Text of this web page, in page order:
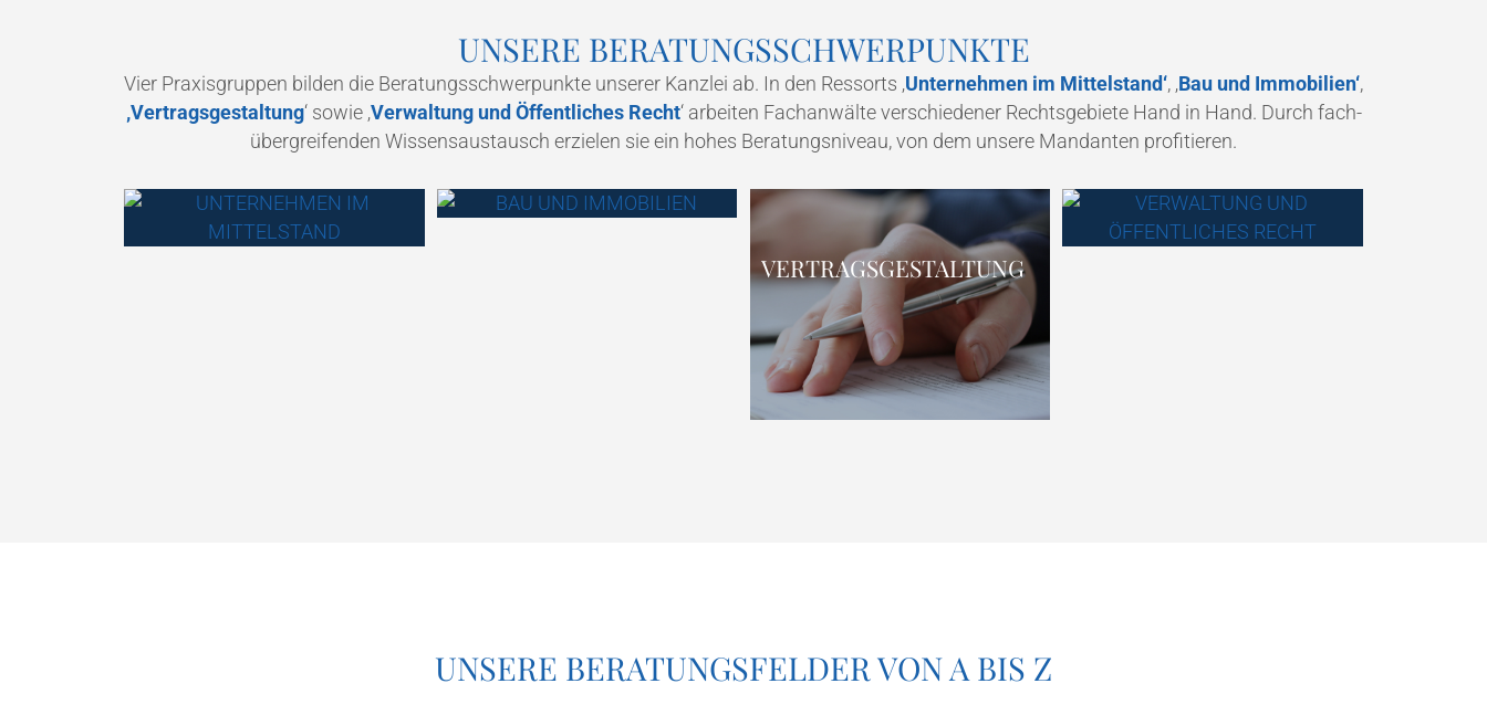
UNSE­RE BERATUNGSSCHWERPUNKTE
Vier Pra­xis­grup­pen bil­den die Bera­tungs­schwer­punk­te unse­rer Kanz­lei ab. In den Res­sorts ‚Unter­neh­men im Mit­tel­stand‘, ‚Bau und Immo­bi­li­en‘,
‚Ver­trags­ge­stal­tung‘ sowie ‚Ver­wal­tung und Öffent­li­ches Recht‘ arbei­ten Fach­an­wäl­te ver­schie­de­ner Rechts­ge­bie­te Hand in Hand. Durch fach­
über­grei­fen­den Wis­sens­aus­tausch erzie­len sie ein hohes Bera­tungs­ni­veau, von dem unse­re Man­dan­ten profitieren.
VER­TRAGS­GE­STAL­TUNG
UNSE­RE BERA­TUNGS­FEL­DER VON A BIS Z